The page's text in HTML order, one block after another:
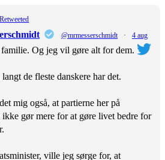
@mrmesserschmidt · 4 aug
Og jeg vil gøre alt for dem.
de fleste danskere har det.
mig også, at partierne her på
gør mere for at gøre livet bedre for
ville jeg sørge for, at